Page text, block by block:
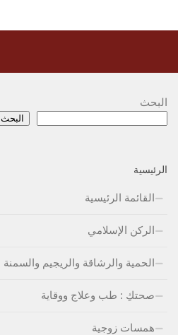
البحث
البحث
الرئيسية
القائمة الرئيسية
الركن الإسلامي
الحمية والرشاقة والريجيم والسمنة
صحتكِ : طب وعلاج ووقاية
همسات زوجية